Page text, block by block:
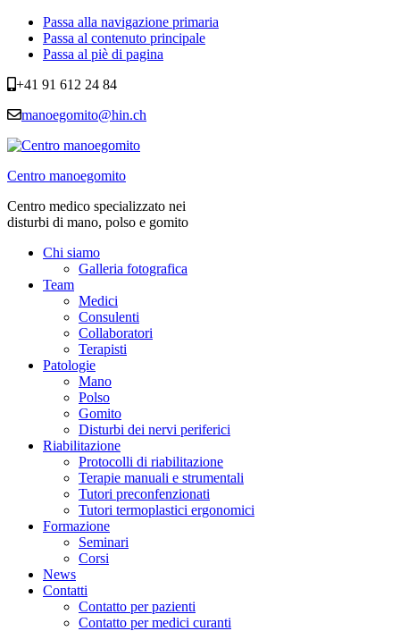
Passa alla navigazione primaria
Passa al contenuto principale
Passa al piè di pagina
+41 91 612 24 84
manoegomito@hin.ch
Centro manoegomito
Centro medico specializzato nei
disturbi di mano, polso e gomito
Chi siamo
Galleria fotografica
Team
Medici
Consulenti
Collaboratori
Terapisti
Patologie
Mano
Polso
Gomito
Disturbi dei nervi periferici
Riabilitazione
Protocolli di riabilitazione
Terapie manuali e strumentali
Tutori preconfenzionati
Tutori termoplastici ergonomici
Formazione
Seminari
Corsi
News
Contatti
Contatto per pazienti
Contatto per medici curanti